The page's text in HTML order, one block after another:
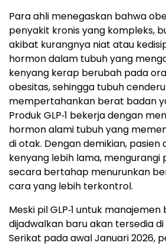
Para ahli menegaskan bahwa
penyakit kronis yang kompleks,
akibat kurangnya niat atau
hormon dalam tubuh yang
kenyang kerap berubah pada
obesitas, sehingga tubuh
mempertahankan berat badan
Produk GLP‑1 bekerja dengan
hormon alami tubuh yang
di otak. Dengan demikian,
kenyang lebih lama, mengurangi
secara bertahap menurunkan
cara yang lebih terkontrol.
Meski pil GLP‑1 untuk
dijadwalkan baru akan tersedia
Serikat pada awal Januari 2026,